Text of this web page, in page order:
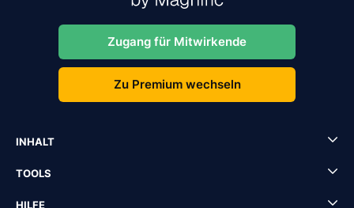
Zugang für Mitwirkende
Zu Premium wechseln
INHALT
TOOLS
HILFE